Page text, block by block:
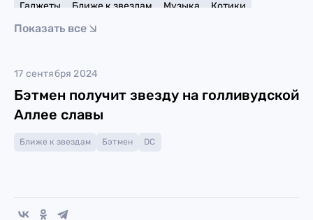
Гаджеты
Ближе к звездам Музыка
Котики
Мемы и тренды
Показать все
17 сентября 2024
Бэтмен получит звезду на голливудской
Аллее славы
Ближе к звездам Бэтмен DC